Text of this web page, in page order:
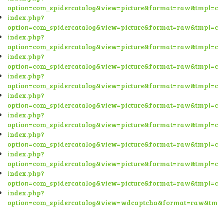
index.php?
index.php?
index.php?
index.php?
index.php?
index.php?
index.php?
index.php?
index.php?
index.php?